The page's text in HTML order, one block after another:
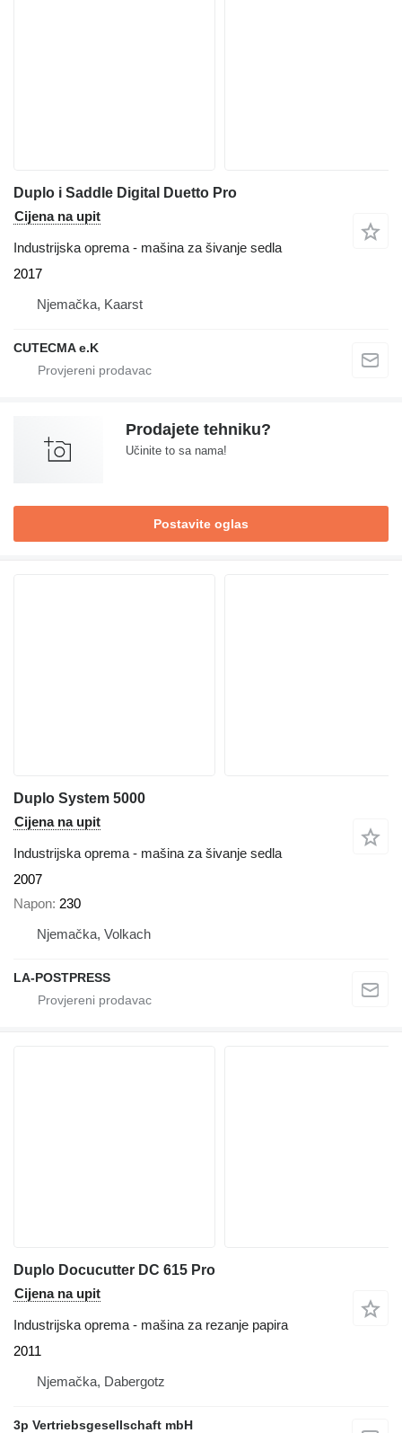
Duplo i Saddle Digital Duetto Pro
Cijena na upit
Industrijska oprema - mašina za šivanje sedla
2017
Njemačka, Kaarst
CUTECMA e.K
Prodajete tehniku?
Učinite to sa nama!
Postavite oglas
Duplo System 5000
Cijena na upit
Industrijska oprema - mašina za šivanje sedla
2007
Napon 230
Njemačka, Volkach
LA-POSTPRESS
Duplo Docucutter DC 615 Pro
Cijena na upit
Industrijska oprema - mašina za rezanje papira
2011
Njemačka, Dabergotz
3p Vertriebsgesellschaft mbH